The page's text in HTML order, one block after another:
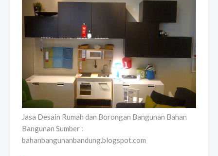
Jasa Desain Rumah dan Borongan Bangunan Bahan
Bangunan Sumber :
bahanbangunanbandung.blogspot.com